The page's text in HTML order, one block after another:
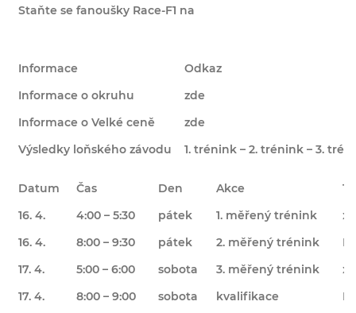
Staňte se fanoušky Race-F1 na
Informace
Odkaz
Informace o okruhu
zde
Informace o Velké ceně
zde
Výsledky loňského závodu
1. trénink – 2. trénink – 3.
Datum Čas Den Akce
TV
16. 4.
4:00 – 5:30 pátek 1. měřený trénink
x
16. 4.
8:00 – 9:30 pátek 2. měřený trénink
17. 4.
5:00 – 6:00 sobota 3. měřený trénink
x
17. 4.
8:00 – 9:00 sobota kvalifikace